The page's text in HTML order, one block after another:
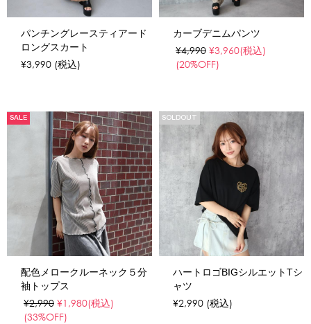
パンチングレースティアード
ロングスカート
¥3,990 (税込)
カーブデニムパンツ
¥4,990 ¥3,960(税込)
(20%OFF)
SALE
配色メロークルーネック５分
袖トップス
¥2,990 ¥1,980(税込)
(33%OFF)
SOLDOUT
ハートロゴBIGシルエットTシ
ャツ
¥2,990 (税込)